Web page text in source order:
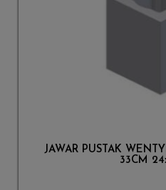
JAWAR PUSTAK
33CM